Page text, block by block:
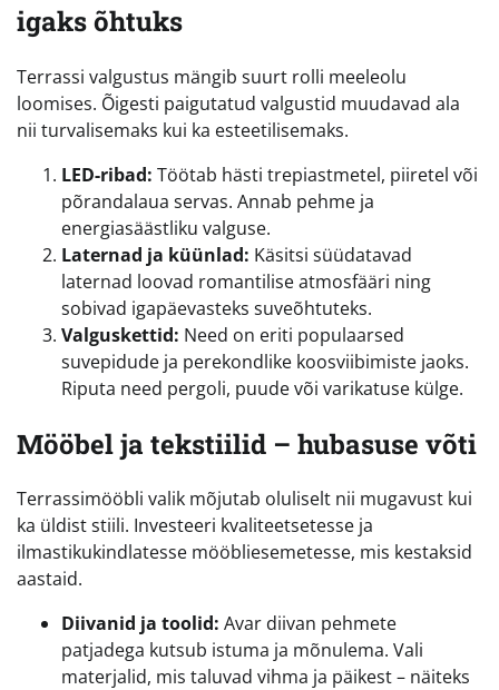
igaks õhtuks
Terrassi valgustus mängib suurt rolli meeleolu
loomises. Õigesti paigutatud valgustid muudavad ala
nii turvalisemaks kui ka esteetilisemaks.
LED-ribad: Töötab hästi trepiastmetel, piiretel või
põrandalaua servas. Annab pehme ja
energiasäästliku valguse.
Laternad ja küünlad: Käsitsi süüdatavad
laternad loovad romantilise atmosfääri ning
sobivad igapäevasteks suveõhtuteks.
Valguskettid: Need on eriti populaarsed
suvepidude ja perekondlike koosviibimiste jaoks.
Riputa need pergoli, puude või varikatuse külge.
Mööbel ja tekstiilid – hubasuse võti
Terrassimööbli valik mõjutab oluliselt nii mugavust kui
ka üldist stiili. Investeeri kvaliteetsetesse ja
ilmastikukindlatesse mööbliesemetesse, mis kestaksid
aastaid.
Diivanid ja toolid: Avar diivan pehmete
patjadega kutsub istuma ja mõnulema. Vali
materjalid, mis taluvad vihma ja päikest – näiteks